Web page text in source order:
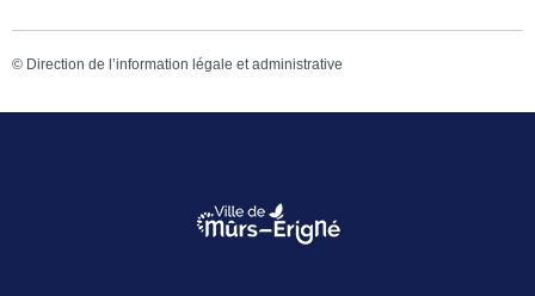
© Direction de l’information légale et administrative